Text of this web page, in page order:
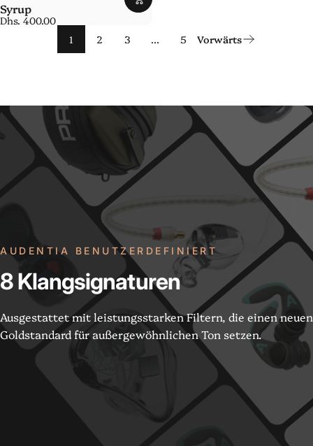
Syrup
Dhs. 400.00
1
2 3 … 5 Vorwärts
AUDENTIA BENUTZERDEFINIERT
8Klangsignaturen
Ausgestattet mit leistungsstarken Filtern, die einen neuen
Goldstandard für außergewöhnlichen Ton setzen.